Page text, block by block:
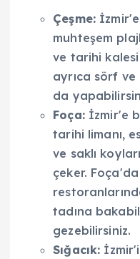
Çeşme:İzmir'e
muhteşem
ve tarihi kalesi
ayrıca sörf
da
Foça:İzmir'e
tarihi limanı,
ve saklı
çeker.
tadına
gezebilirsiniz.
Sığacık: